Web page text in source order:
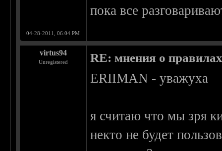
пока все
04-28-2011, 06:04 PM
virtus94
Unregistered RE: мнения о
ERIIMAN - уважуха
я считаю что мы зря
некто не будет